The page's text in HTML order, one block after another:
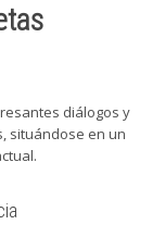
diálogos y
situándose en un